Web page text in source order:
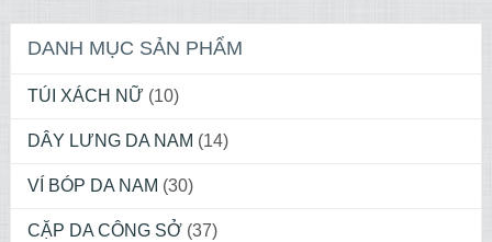
DANH MỤC SẢN PHẨM
TÚI XÁCH NỮ (10)
DÂY LƯNG DA NAM (14)
VÍ BÓP DA NAM (30)
CẶP DA CÔNG SỞ (37)